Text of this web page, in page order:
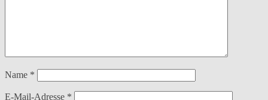
Name *
E-Mail-Adresse *